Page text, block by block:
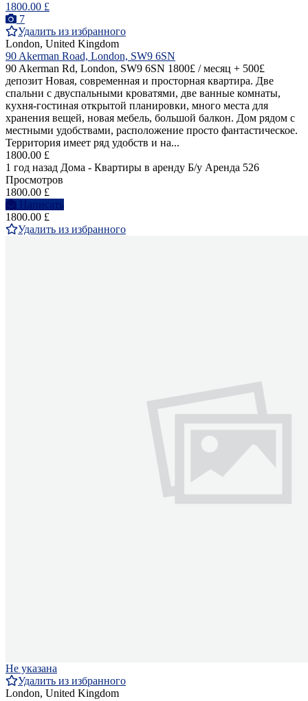
1800.00 £
7
Удалить из избранного
London, United Kingdom
90 Akerman Road, London, SW9 6SN
90 Akerman Rd, London, SW9 6SN 1800£ / месяц + 500£
депозит Новая, современная и просторная квартира. Две
спальни с двуспальными кроватями, две ванные комнаты,
кухня-гостиная открытой планировки, много места для
хранения вещей, новая мебель, большой балкон. Дом рядом с
местными удобствами, расположение просто фантастическое.
Территория имеет ряд удобств и на...
1800.00 £
1 год назад Дома - Квартиры в аренду Б/у Аренда 526
Просмотров
1800.00 £
Написать
1800.00 £
Удалить из избранного
Не указана
Удалить из избранного
London, United Kingdom